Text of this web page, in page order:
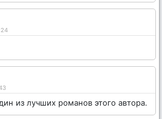
из лучших романов этого автора.